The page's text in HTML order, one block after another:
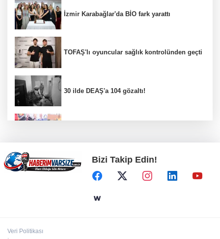
İzmir Karabağlar'da BİO fark yarattı
TOFAŞ'lı oyuncular sağlık kontrolünden geçti
30 ilde DEAŞ'a 104 gözaltı!
Bursa İnegöl’de binicilik için modern
manejler yapılıyor
Bursa’da TEKNOSAB KOBİ OSB tanıtıldı...
Bizi Takip Edin!
Veri Politikası